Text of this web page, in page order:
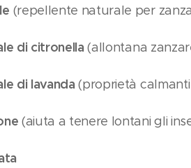
(repellente naturale per
di citronella(allontana
di lavanda(proprietà
(aiuta a tenere lontani gli